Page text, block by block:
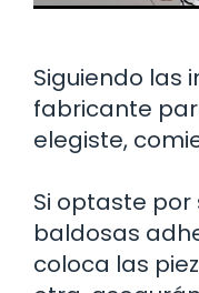
Siguiendo las
fabricante
elegiste,
Si optaste por
baldosas
coloca las